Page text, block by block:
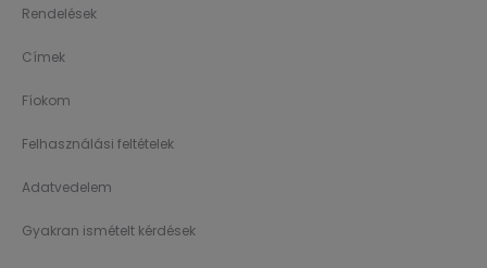
Rendelések
Címek
Fíokom
Felhasználási feltételek
Adatvedelem
Gyakran ismételt kérdések